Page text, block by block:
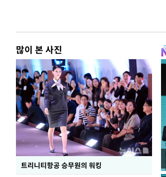
많이 본 사진
트리니티항공 승무원의 워킹